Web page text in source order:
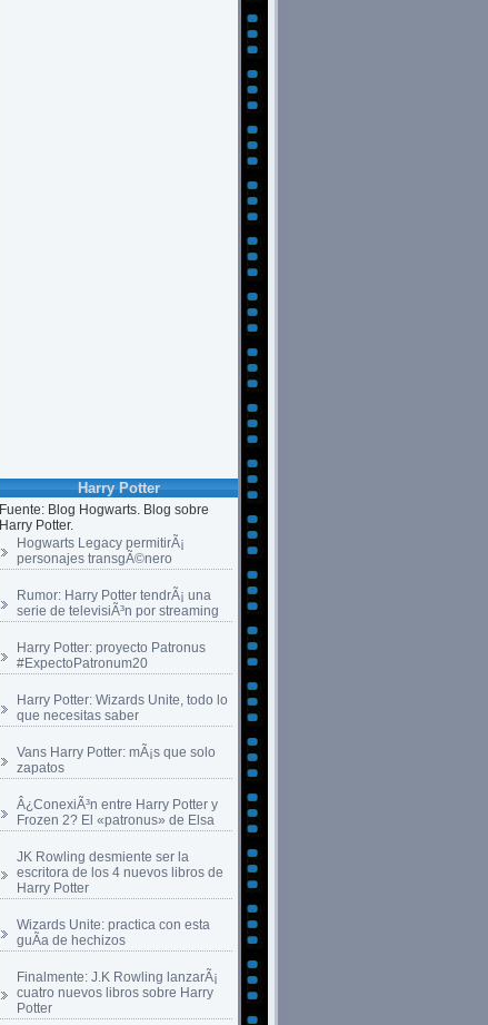
Harry Potter
Fuente: Blog Hogwarts. Blog sobre
Harry Potter.
Hogwarts Legacy permitirÃ¡
personajes transgÃ©nero
Rumor: Harry Potter tendrÃ¡ una
serie de televisiÃ³n por streaming
Harry Potter: proyecto Patronus
#ExpectoPatronum20
Harry Potter: Wizards Unite, todo lo
que necesitas saber
Vans Harry Potter: mÃ¡s que solo
zapatos
Â¿ConexiÃ³n entre Harry Potter y
Frozen 2? El «patronus» de Elsa
JK Rowling desmiente ser la
escritora de los 4 nuevos libros de
Harry Potter
Wizards Unite: practica con esta
guÃ­a de hechizos
Finalmente: J.K Rowling lanzarÃ¡
cuatro nuevos libros sobre Harry
Potter